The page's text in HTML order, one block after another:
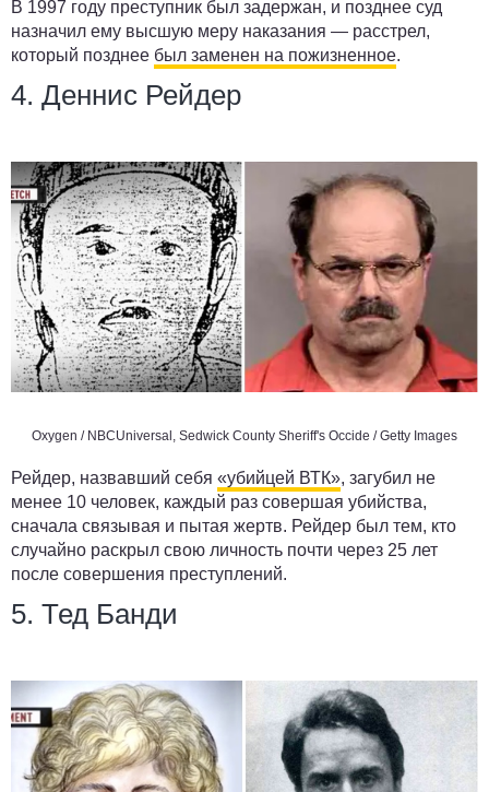
В 1997 году преступник был задержан, и позднее суд
назначил ему высшую меру наказания — расстрел,
который позднее был заменен на пожизненное.
4. Деннис Рейдер
Oxygen / NBCUniversal, Sedwick County Sheriff's Occide / Getty Images
Рейдер, назвавший себя «убийцей ВТК», загубил не
менее 10 человек, каждый раз совершая убийства,
сначала связывая и пытая жертв. Рейдер был тем, кто
случайно раскрыл свою личность почти через 25 лет
после совершения преступлений.
5. Тед Банди